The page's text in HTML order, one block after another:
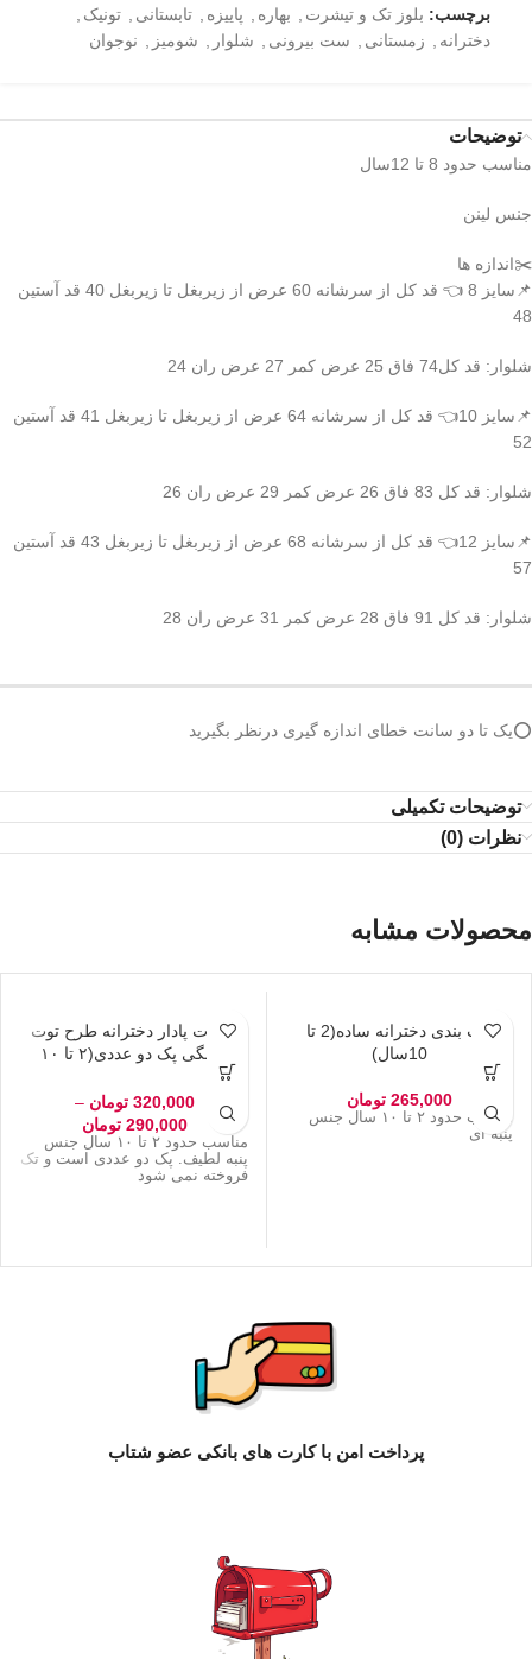
برچسب: بلوز تک و تیشرت , بهاره , پاییزه , تابستانی , تونیک ,
دخترانه , زمستانی , ست بیرونی , شلوار , شومیز , نوجوان
توضیحات
مناسب حدود 8 تا 12سال
جنس لینن
✂️اندازه ها
📌سایز 8 👈 قد کل از سرشانه 60 عرض از زیربغل تا زیربغل 40 قد آستین
48
شلوار: قد کل74 فاق 25 عرض کمر 27 عرض ران 24
📌سایز 10👈 قد کل از سرشانه 64 عرض از زیربغل تا زیربغل 41 قد آستین
52
شلوار: قد کل 83 فاق 26 عرض کمر 29 عرض ران 26
📌سایز 12👈 قد کل از سرشانه 68 عرض از زیربغل تا زیربغل 43 قد آستین
57
شلوار: قد کل 91 فاق 28 عرض کمر 31 عرض ران 28
⭕️یک تا دو سانت خطای اندازه گیری درنظر بگیرید
توضیحات تکمیلی
نظرات (0)
محصولات مشابه
مناسب حدود ۲ تا ۱۰ سال جنس
پنبه لطیف. پک دو عددی است و تک
فروخته نمی شود
پرداخت امن با کارت های بانکی عضو شتاب